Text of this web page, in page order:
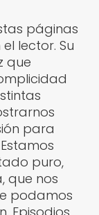
páginas
lector. Su
que
para
puro,
que nos
podamos